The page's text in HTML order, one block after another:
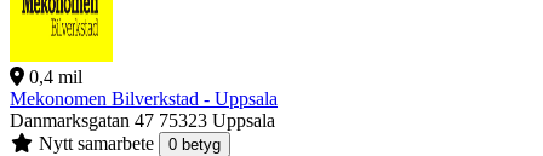
0,4 mil
Mekonomen Bilverkstad - Uppsala
Danmarksgatan 47 75323 Uppsala
Nytt samarbete
0 betyg